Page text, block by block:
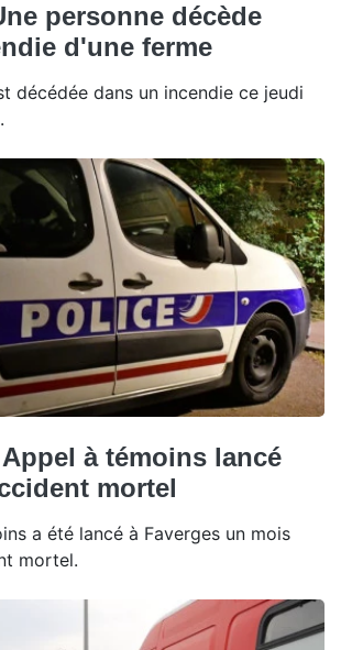
personne décède
d'une ferme
décédée dans un incendie ce jeudi
à témoins lancé
mortel
a été lancé à Faverges un mois
mortel.